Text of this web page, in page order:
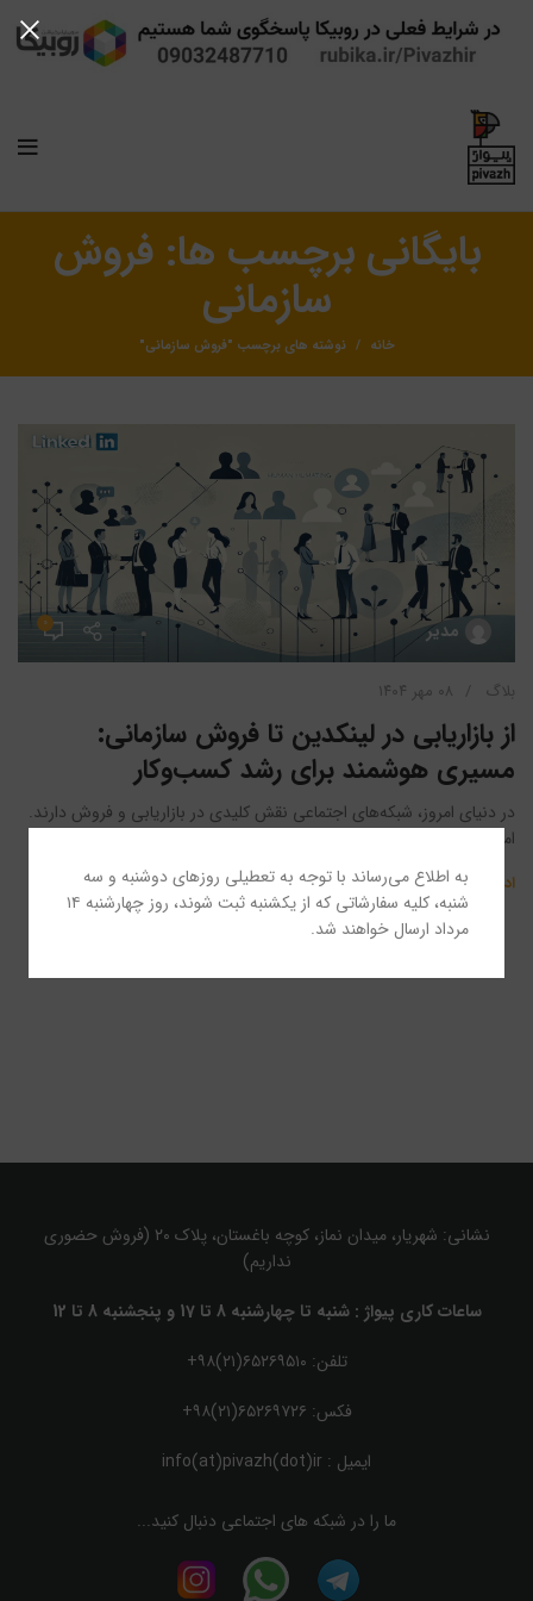
به اطلاع می‌رساند با توجه به تعطیلی روزهای دوشنبه و سه
شنبه، کلیه سفارشاتی که از یکشنبه ثبت شوند، روز چهارشنبه ۱۴
مرداد ارسال خواهند شد.
بایگانی برچسب ها: فروش
سازمانی
خانه نوشته های برچسب "فروش سازمانی"
مدیر ۰
بلاگ ۰۸ مهر ۱۴۰۴
از بازاریابی در لینکدین تا فروش سازمانی:
مسیری هوشمند برای رشد کسب‌وکار
در دنیای امروز، شبکه‌های اجتماعی نقش کلیدی در بازاریابی و فروش دارند.
اما در میان تمام پلتفرم‌ها، لینکدین جایگاه ...
ادامه مطلب
نشانی: شهریار، میدان نماز، کوچه باغستان، پلاک ۲۰ (فروش حضوری
نداریم)
ساعات کاری پیواژ : شنبه تا چهارشنبه 8 تا 17 و پنجشنبه 8 تا 12
تلفن: ۶۵۲۶۹۵۱۰(۲۱)۹۸+
فکس: ۶۵۲۶۹۷۲۶(۲۱)۹۸+
ایمیل : info(at)pivazh(dot)ir
ما را در شبکه های اجتماعی دنبال کنید...